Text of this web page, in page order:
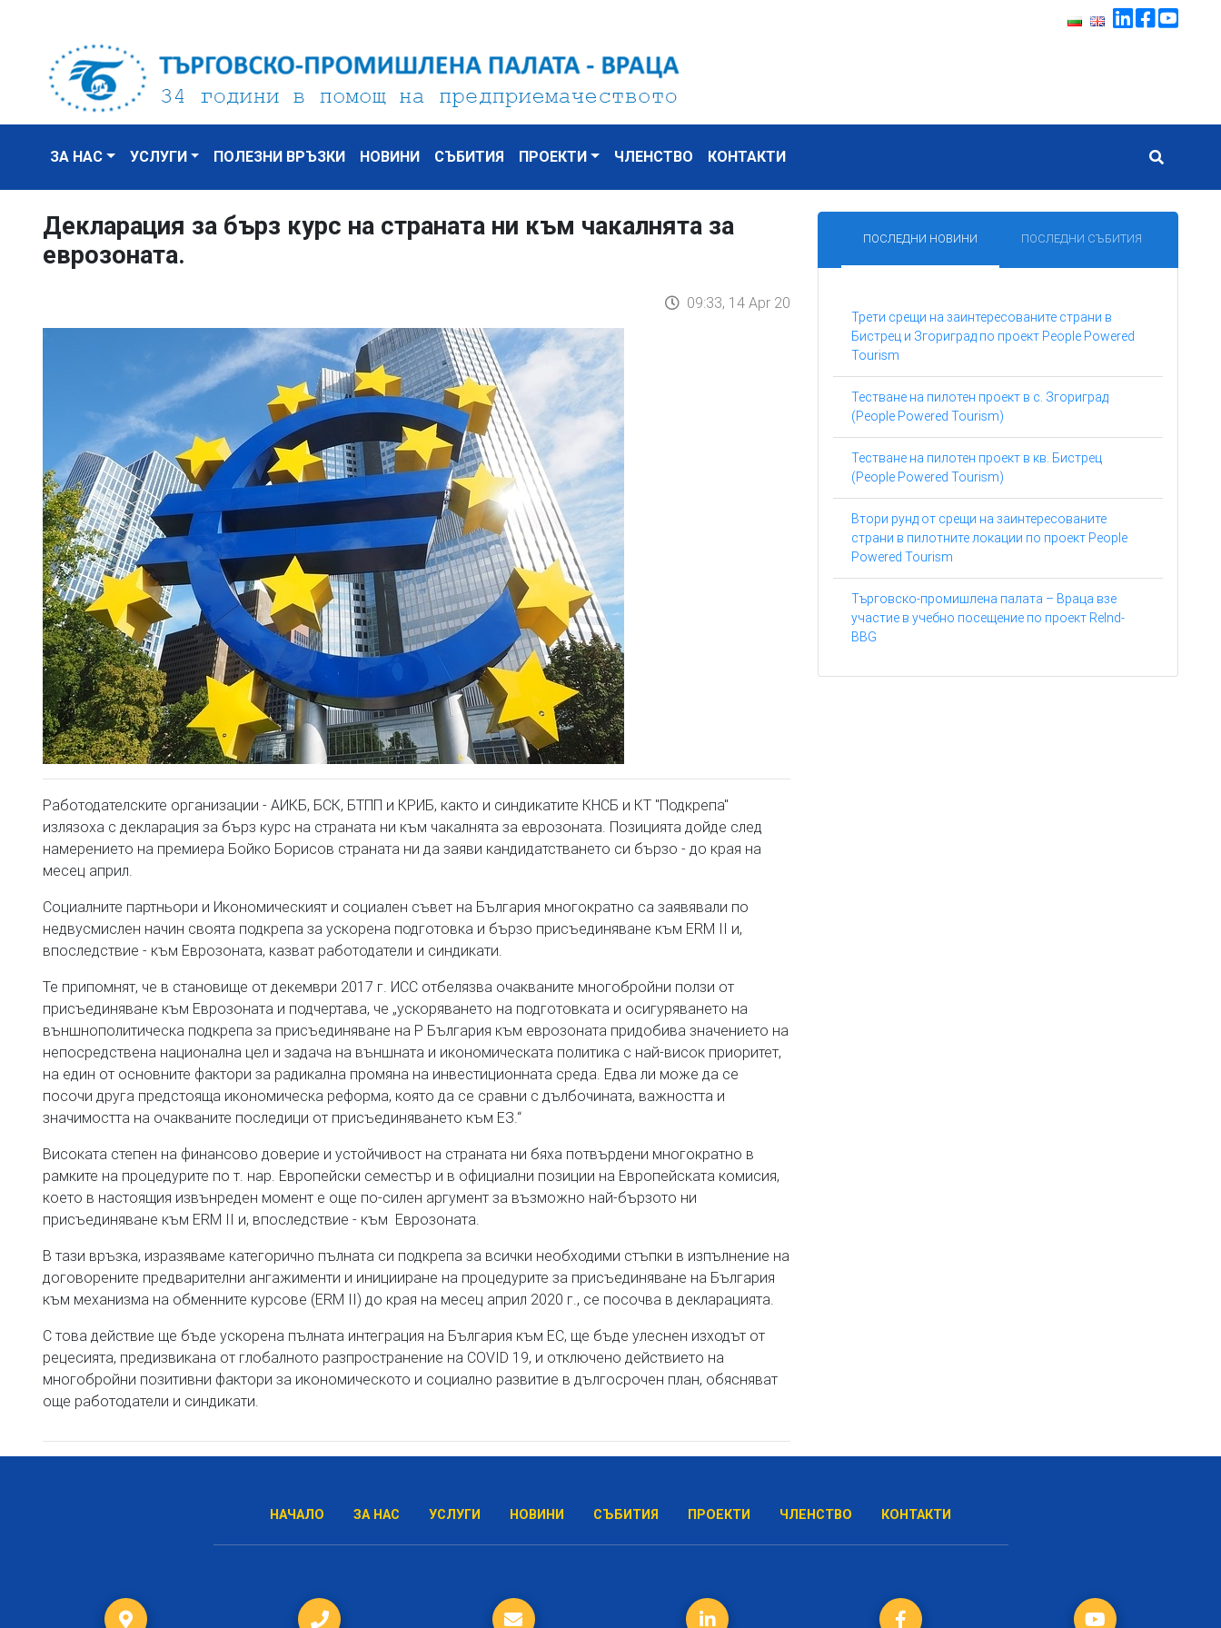
ЗА НАС УСЛУГИ ПОЛЕЗНИ ВРЪЗКИ НОВИНИ СЪБИТИЯ ПРОЕКТИ ЧЛЕНСТВО КОНТАКТИ
Декларация за бърз курс на страната ни към чакалнята за
еврозоната.
09:33, 14 Apr 20
Работодателските организации - АИКБ, БСК, БТПП и КРИБ, както и синдикатите КНСБ и КТ "Подкрепа"
излязоха с декларация за бърз курс на страната ни към чакалнята за еврозоната. Позицията дойде след
намерението на премиера Бойко Борисов страната ни да заяви кандидатстването си бързо - до края на
месец април.
Социалните партньори и Икономическият и социален съвет на България многократно са заявявали по
недвусмислен начин своята подкрепа за ускорена подготовка и бързо присъединяване към ERM II и,
впоследствие - към Еврозоната, казват работодатели и синдикати.
Те припомнят, че в становище от декември 2017 г. ИСС отбелязва очакваните многобройни ползи от
присъединяване към Еврозоната и подчертава, че „ускоряването на подготовката и осигуряването на
външнополитическа подкрепа за присъединяване на Р България към еврозоната придобива значението на
непосредствена национална цел и задача на външната и икономическата политика с най-висок приоритет,
на един от основните фактори за радикална промяна на инвестиционната среда. Едва ли може да се
посочи друга предстояща икономическа реформа, която да се сравни с дълбочината, важността и
значимостта на очакваните последици от присъединяването към ЕЗ.“
Високата степен на финансово доверие и устойчивост на страната ни бяха потвърдени многократно в
рамките на процедурите по т. нар. Европейски семестър и в официални позиции на Европейската комисия,
което в настоящия извънреден момент е още по-силен аргумент за възможно най-бързото ни
присъединяване към ERM II и, впоследствие - към Еврозоната.
В тази връзка, изразяваме категорично пълната си подкрепа за всички необходими стъпки в изпълнение на
договорените предварителни ангажименти и иницииране на процедурите за присъединяване на България
към механизма на обменните курсове (ERM ІІ) до края на месец април 2020 г., се посочва в декларацията.
С това действие ще бъде ускорена пълната интеграция на България към ЕС, ще бъде улеснен изходът от
рецесията, предизвикана от глобалното разпространение на COVID 19, и отключено действието на
многобройни позитивни фактори за икономическото и социално развитие в дългосрочен план, обясняват
още работодатели и синдикати.
ПОСЛЕДНИ НОВИНИ ПОСЛЕДНИ СЪБИТИЯ
Трети срещи на заинтересованите страни в
Бистрец и Згориград по проект People Powered
Tourism
Тестване на пилотен проект в с. Згориград
(People Powered Tourism)
Тестване на пилотен проект в кв. Бистрец
(People Powered Tourism)
Втори рунд от срещи на заинтересованите
страни в пилотните локации по проект People
Powered Tourism
Търговско-промишлена палата – Враца взе
участие в учебно посещение по проект ReInd-
BBG
НАЧАЛО ЗА НАС УСЛУГИ НОВИНИ СЪБИТИЯ ПРОЕКТИ ЧЛЕНСТВО КОНТАКТИ